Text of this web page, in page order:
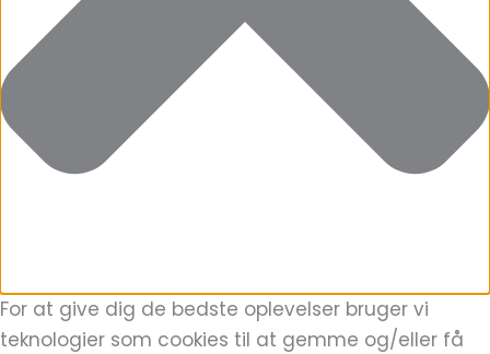
For at give dig de bedste oplevelser bruger vi
teknologier som cookies til at gemme og/eller få